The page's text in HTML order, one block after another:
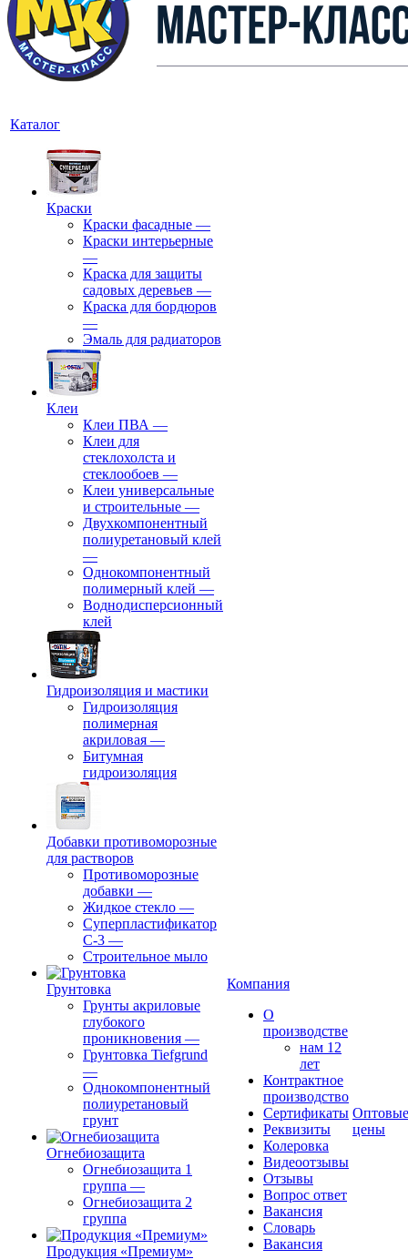
Каталог
Краски
Краски фасадные —
Краски интерьерные
—
Краска для защиты
садовых деревьев —
⁠Краска для бордюров
—
Эмаль для радиаторов
Клеи
Клеи ПВА —
Клеи для
стеклохолста и
стеклообоев —
Клеи универсальные
и строительные —
Двухкомпонентный
полиуретановый клей
—
Однокомпонентный
полимерный клей —
Воднодисперсионный
клей
Гидроизоляция и мастики
Гидроизоляция
полимерная
акриловая —
Битумная
гидроизоляция
Добавки противоморозные
для растворов
Противоморозные
добавки —
Жидкое стекло —
Суперпластификатор
С-3 —
Строительное мыло
Грунтовка
Грунты акриловые
глубокого
проникновения —
Грунтовка Tiefgrund
—
Однокомпонентный
полиуретановый
грунт
Огнебиозащита
Огнебиозащита 1
группа —
Огнебиозащита 2
группа
Продукция «Премиум»
Компания
О
производстве
нам 12
лет
Контрактное
производство
Сертификаты
Реквизиты
Колеровка
Видеоотзывы
Отзывы
Вопрос ответ
Вакансия
Словарь
Вакансия
Оптовые
цены